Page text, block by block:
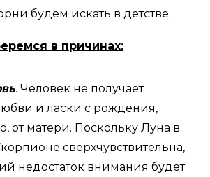
будем искать в детстве.
в причинах:
. Человек не получает
и ласки с рождения,
от матери. Поскольку Луна в
сверхчувствительна,
недостаток внимания будет